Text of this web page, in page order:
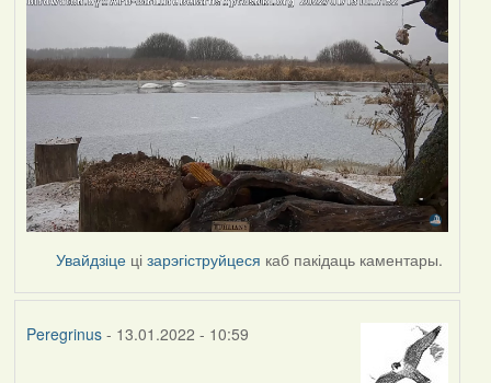
Увайдзіце цізарэгіструйцеся каб пакідаць каментары.
Peregrinus- 13.01.2022 - 10:59